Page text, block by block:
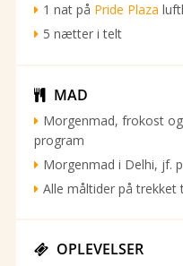
1 nat på Pride Plaza
5 nætter i telt
 MAD
Morgenmad, frokost
program
Morgenmad i Delhi, jf.
Alle måltider på trekket
 OPLEVELSER